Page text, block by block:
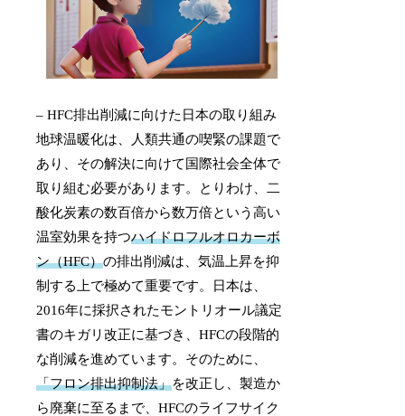
– HFC排出削減に向けた日本の取り組み
地球温暖化は、人類共通の喫緊の課題で
あり、その解決に向けて国際社会全体で
取り組む必要があります。とりわけ、二
酸化炭素の数百倍から数万倍という高い
温室効果を持つハイドロフルオロカーボ
ン（HFC）の排出削減は、気温上昇を抑
制する上で極めて重要です。日本は、
2016年に採択されたモントリオール議定
書のキガリ改正に基づき、HFCの段階的
な削減を進めています。そのために、
「フロン排出抑制法」を改正し、製造か
ら廃棄に至るまで、HFCのライフサイク